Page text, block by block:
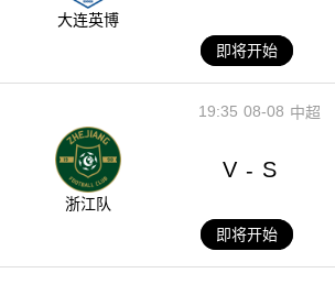
大连英博
即将开始
08-08
19:35 中超
浙江队
V - S
即将开始